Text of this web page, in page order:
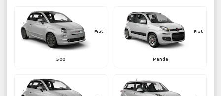
Fiat
500
Fiat
Panda